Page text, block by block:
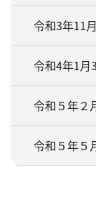
令和3年11
令和4年1月
令和５年
令和５年